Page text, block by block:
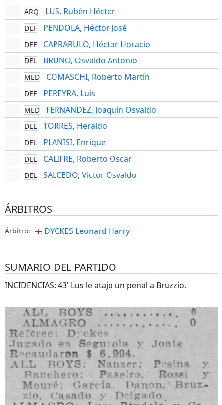
ARQ LUS, Rubén Héctor
DEF PENDOLA, Héctor José
DEF CAPRARULO, Héctor Horacio
DEL BRUNO, Osvaldo Antonio
MED COMASCHI, Roberto Martín
DEF PEREYRA, Luis
MED FERNANDEZ, Joaquín Osvaldo
DEL TORRES, Heraldo
DEL PLANISI, Enrique
DEL CALIFRE, Roberto Oscar
DEL SALCEDO, Victor Osvaldo
ÁRBITROS
Árbitro: DYCKES Leonard Harry
SUMARIO DEL PARTIDO
INCIDENCIAS: 43' Lus le atajó un penal a Bruzzio.